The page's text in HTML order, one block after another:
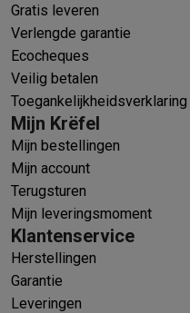
Gratis leveren
Verlengde garantie
Ecocheques
Veilig betalen
Toegankelijkheidsverklaring
Mijn Krëfel
Mijn bestellingen
Mijn account
Terugsturen
Mijn leveringsmoment
Klantenservice
Herstellingen
Garantie
Leveringen